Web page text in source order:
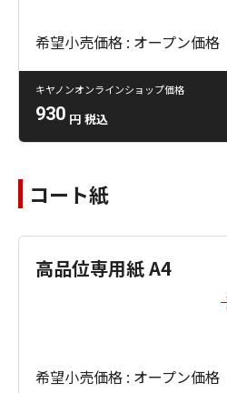
希望小売価格 : オープン価格
キヤノンオンラインショップ価格
930 円 税込
コート紙
高品位専用紙 A4
希望小売価格 : オープン価格